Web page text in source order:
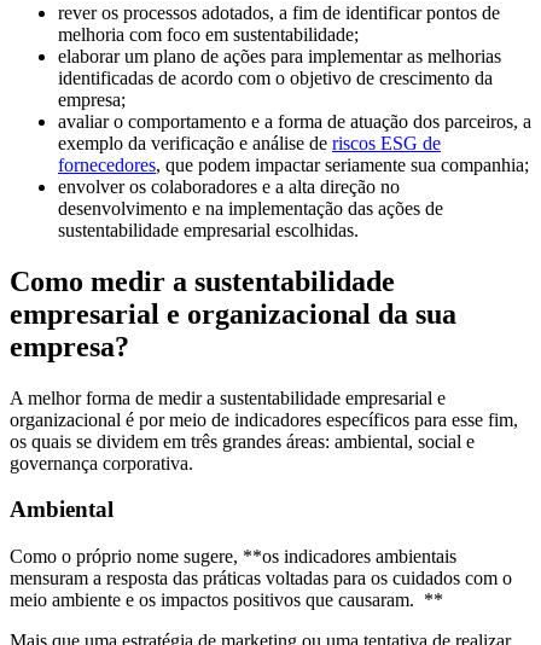
rever os processos adotados, a fim de identificar pontos de
melhoria com foco em sustentabilidade;
elaborar um plano de ações para implementar as melhorias
identificadas de acordo com o objetivo de crescimento da
empresa;
avaliar o comportamento e a forma de atuação dos parceiros, a
exemplo da verificação e análise de riscos ESG de
fornecedores, que podem impactar seriamente sua companhia;
envolver os colaboradores e a alta direção no
desenvolvimento e na implementação das ações de
sustentabilidade empresarial escolhidas.
Como medir a sustentabilidade
empresarial e organizacional da sua
empresa?
A melhor forma de medir a sustentabilidade empresarial e
organizacional é por meio de indicadores específicos para esse fim,
os quais se dividem em três grandes áreas: ambiental, social e
governança corporativa.
Ambiental
Como o próprio nome sugere, **os indicadores ambientais
mensuram a resposta das práticas voltadas para os cuidados com o
meio ambiente e os impactos positivos que causaram. **